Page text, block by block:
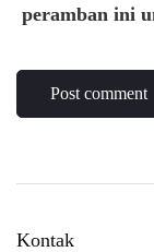
peramban ini
Kontak